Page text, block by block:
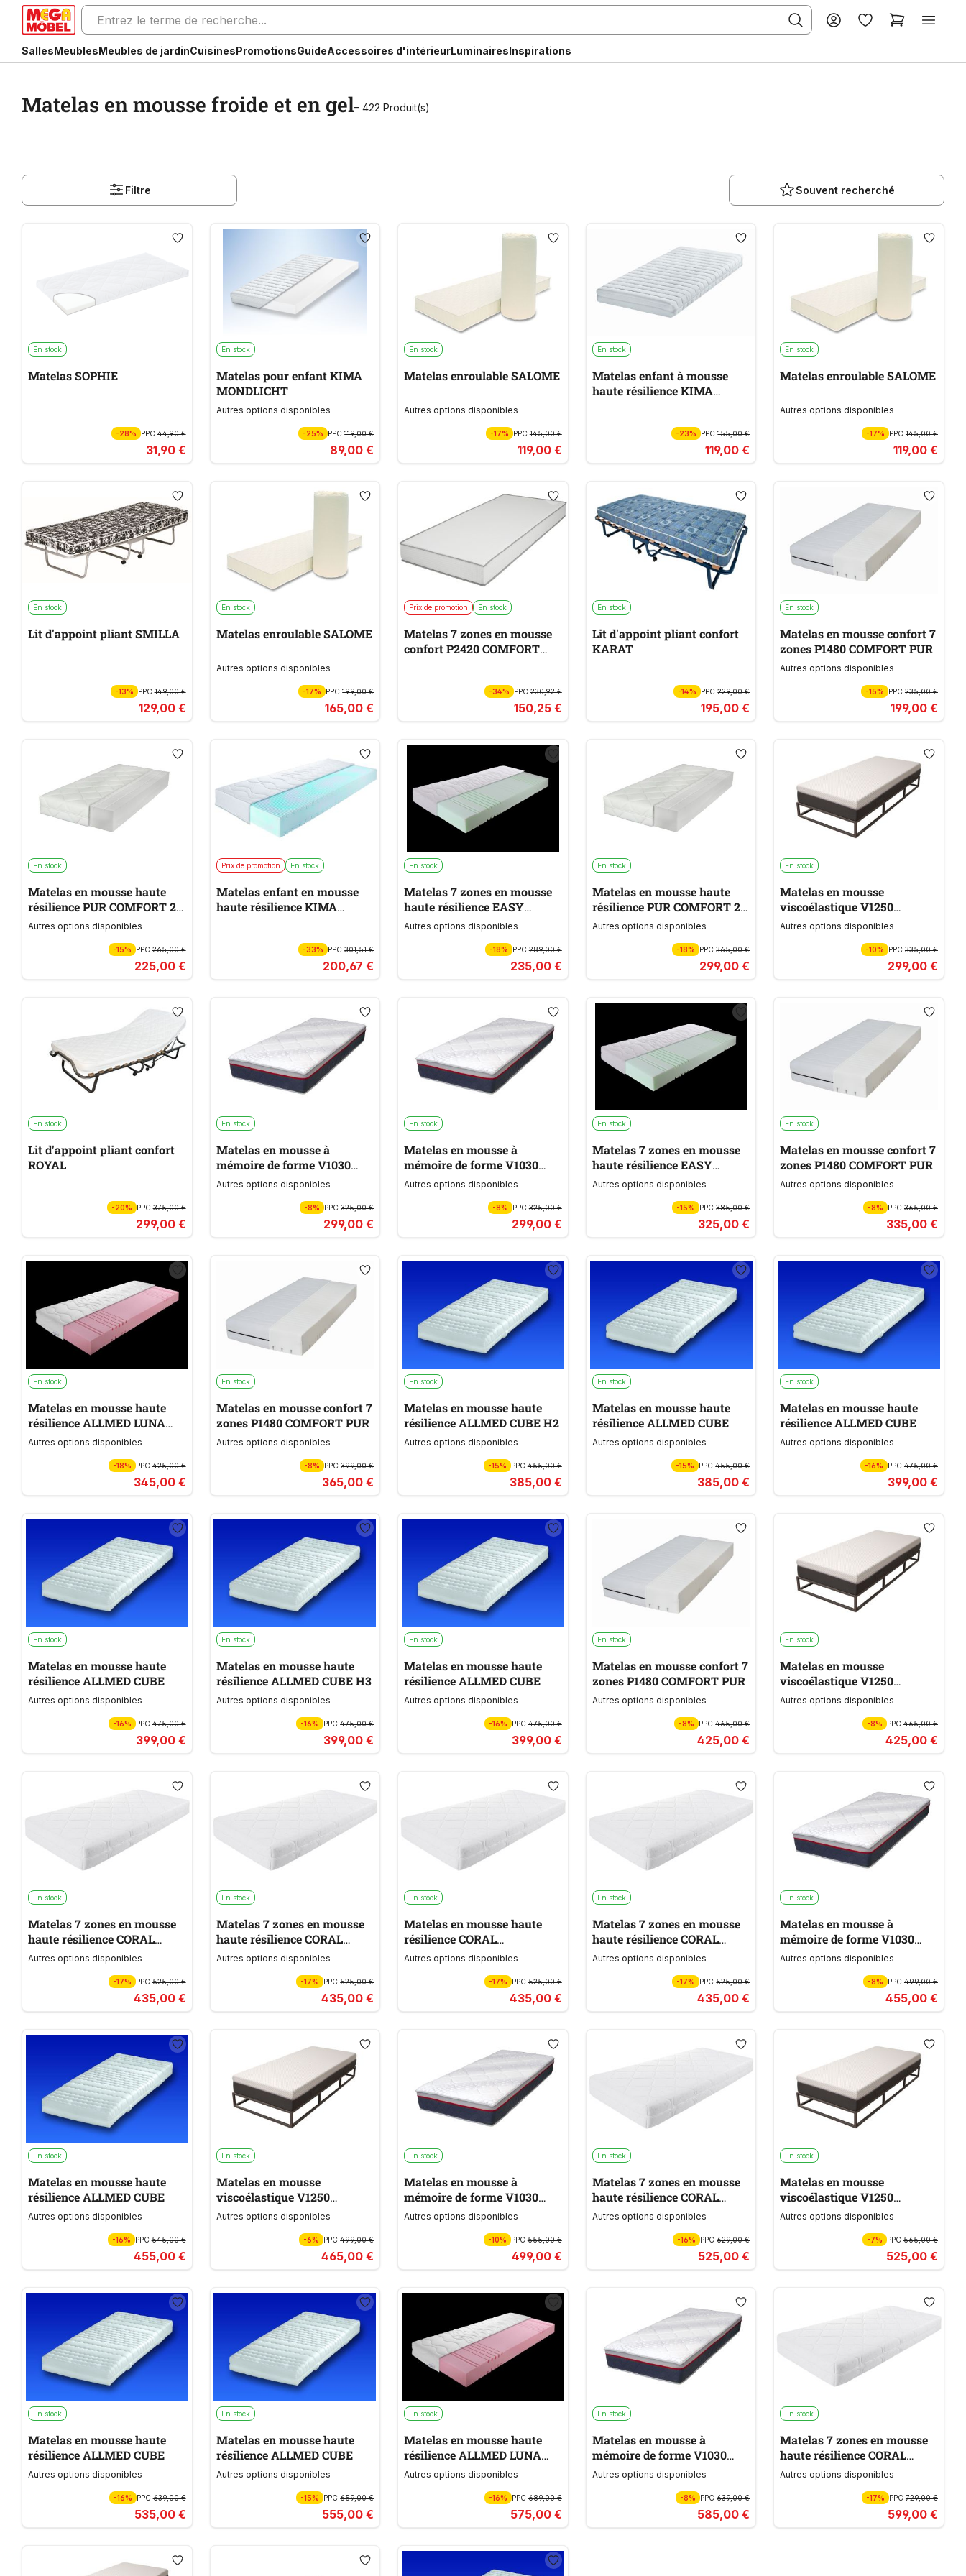
SallesMeublesMeubles de jardinCuisinesPromotionsGuideAccessoires d'intérieurLuminairesInspirations
Matelas en mousse froide et en gel– 422 Produit(s)
Filtre Souvent recherché
En stock
Matelas SOPHIE
-28% PPC44,90 €
31,90 €
En stock
Matelas pour enfant KIMA
MONDLICHT
Autres options disponibles
-25% PPC119,00 €
89,00 €
En stock
Matelas enroulable SALOME
Autres options disponibles
-17% PPC145,00 €
119,00 €
En stock
Matelas enfant à mousse
haute résilience KIMA
-23% PPC155,00 €
119,00 €
En stock
Matelas enroulable SALOME
Autres options disponibles
-17% PPC 145,00 €
119,00 €
En stock
Lit d'appoint pliant SMILLA
-13% PPC149,00 €
129,00 €
En stock
Matelas enroulable SALOME
Autres options disponibles
-17% PPC199,00 €
165,00 €
Prix de promotion En stock
Matelas 7 zones en mousse
confort P2420 COMFORT
-34% PPC230,92 €
150,25 €
En stock
Lit d'appoint pliant confort
KARAT
-14% PPC229,00 €
195,00 €
En stock
Matelas en mousse confort 7
zones P1480 COMFORT PUR
Autres options disponibles
-15% PPC 235,00 €
199,00 €
En stock
Matelas en mousse haute
résilience PUR COMFORT 22
HG
Autres options disponibles
-15% PPC265,00 €
225,00 €
Prix de promotion En stock
Matelas enfant en mousse
haute résilience KIMA
-33% PPC301,51 €
200,67 €
En stock
Matelas 7 zones en mousse
haute résilience EASY
DREAM H2
Autres options disponibles
-18% PPC289,00 €
235,00 €
En stock
Matelas en mousse haute
résilience PUR COMFORT 22
HG
Autres options disponibles
-18% PPC365,00 €
299,00 €
En stock
Matelas en mousse
viscoélastique V1250
MEMOBLU
Autres options disponibles
-10% PPC 335,00 €
299,00 €
En stock
Lit d'appoint pliant confort
ROYAL
-20% PPC375,00 €
299,00 €
En stock
Matelas en mousse à
mémoire de forme V1030
MEMOBLU
Autres options disponibles
-8% PPC325,00 €
299,00 €
En stock
Matelas en mousse à
mémoire de forme V1030
MEMOBLU
Autres options disponibles
-8% PPC325,00 €
299,00 €
En stock
Matelas 7 zones en mousse
haute résilience EASY
DREAM H2
Autres options disponibles
-15% PPC385,00 €
325,00 €
En stock
Matelas en mousse confort 7
zones P1480 COMFORT PUR
Autres options disponibles
-8% PPC 365,00 €
335,00 €
En stock
Matelas en mousse haute
résilience ALLMED LUNA
PLUS H2
Autres options disponibles
-18% PPC425,00 €
345,00 €
En stock
Matelas en mousse confort 7
zones P1480 COMFORT PUR
Autres options disponibles
-8% PPC399,00 €
365,00 €
En stock
Matelas en mousse haute
résilience ALLMED CUBE H2
Autres options disponibles
-15% PPC455,00 €
385,00 €
En stock
Matelas en mousse haute
résilience ALLMED CUBE
Autres options disponibles
-15% PPC455,00 €
385,00 €
En stock
Matelas en mousse haute
résilience ALLMED CUBE
Autres options disponibles
-16% PPC 475,00 €
399,00 €
En stock
Matelas en mousse haute
résilience ALLMED CUBE
Autres options disponibles
-16% PPC475,00 €
399,00 €
En stock
Matelas en mousse haute
résilience ALLMED CUBE H3
Autres options disponibles
-16% PPC475,00 €
399,00 €
En stock
Matelas en mousse haute
résilience ALLMED CUBE
Autres options disponibles
-16% PPC475,00 €
399,00 €
En stock
Matelas en mousse confort 7
zones P1480 COMFORT PUR
Autres options disponibles
-8% PPC465,00 €
425,00 €
En stock
Matelas en mousse
viscoélastique V1250
MEMOBLU
Autres options disponibles
-8% PPC 465,00 €
425,00 €
En stock
Matelas 7 zones en mousse
haute résilience CORAL
SANDWICH HIGH
Autres options disponibles
-17% PPC525,00 €
435,00 €
En stock
Matelas 7 zones en mousse
haute résilience CORAL
SANDWICH HIGH
Autres options disponibles
-17% PPC525,00 €
435,00 €
En stock
Matelas en mousse haute
résilience CORAL
SANDWICH HIGH
Autres options disponibles
-17% PPC525,00 €
435,00 €
En stock
Matelas 7 zones en mousse
haute résilience CORAL
SANDWICH HIGH
Autres options disponibles
-17% PPC525,00 €
435,00 €
En stock
Matelas en mousse à
mémoire de forme V1030
MEMOBLU
Autres options disponibles
-8% PPC 499,00 €
455,00 €
En stock
Matelas en mousse haute
résilience ALLMED CUBE
Autres options disponibles
-16% PPC545,00 €
455,00 €
En stock
Matelas en mousse
viscoélastique V1250
MEMOBLU
Autres options disponibles
-6% PPC499,00 €
465,00 €
En stock
Matelas en mousse à
mémoire de forme V1030
MEMOBLU
Autres options disponibles
-10% PPC555,00 €
499,00 €
En stock
Matelas 7 zones en mousse
haute résilience CORAL
SANDWICH HIGH
Autres options disponibles
-16% PPC629,00 €
525,00 €
En stock
Matelas en mousse
viscoélastique V1250
MEMOBLU
Autres options disponibles
-7% PPC 565,00 €
525,00 €
En stock
Matelas en mousse haute
résilience ALLMED CUBE
Autres options disponibles
-16% PPC639,00 €
535,00 €
En stock
Matelas en mousse haute
résilience ALLMED CUBE
Autres options disponibles
-15% PPC659,00 €
555,00 €
En stock
Matelas en mousse haute
résilience ALLMED LUNA
PLUS
Autres options disponibles
-16% PPC689,00 €
575,00 €
En stock
Matelas en mousse à
mémoire de forme V1030
MEMOBLU
Autres options disponibles
-8% PPC639,00 €
585,00 €
En stock
Matelas 7 zones en mousse
haute résilience CORAL
SANDWICH HIGH
Autres options disponibles
-17% PPC 729,00 €
599,00 €